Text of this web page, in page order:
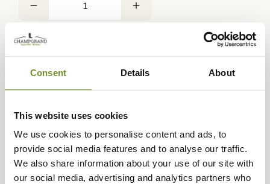
Consent Details About
This website uses cookies
We use cookies to personalise content and ads, to
provide social media features and to analyse our traffic.
We also share information about your use of our site with
our social media, advertising and analytics partners who
remove add
Expédié sous 10/ 15 jours ouvrés
Ajouter au panier
Expédié dans
la journée
Échange ou
retour sous
90 jours
Paiement
sécurisé
Paiement en
3 fois dès 100
euros